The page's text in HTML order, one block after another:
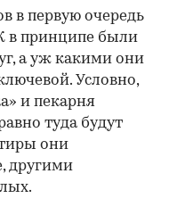
в первую очередь
в принципе были
а уж какими они
Условно,
и пекарня
туда будут
они
другими